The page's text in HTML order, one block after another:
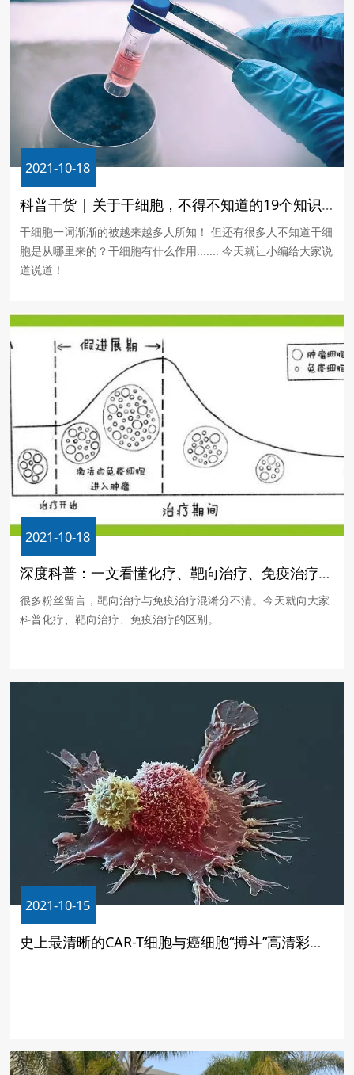
科普干货 | 关于干细胞，不得不知道的19个知识点
2021-10-18
干细胞一词渐渐的被越来越多人所知！ 但还有很多人不知道干细
胞是从哪里来的？干细胞有什么作用....... 今天就让小编给大家说
道说道！
深度科普：一文看懂化疗、靶向治疗、免疫治疗有何区别？
2021-10-18
很多粉丝留言，靶向治疗与免疫治疗混淆分不清。今天就向大家
科普化疗、靶向治疗、免疫治疗的区别。
史上最清晰的CAR-T细胞与癌细胞“搏斗”高清彩图！
2021-10-15